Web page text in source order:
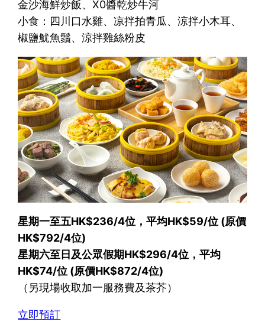
金沙海鮮炒飯、X0醬乾炒牛河
小食：四川口水雞、凉拌拍青瓜、涼拌小木耳、
椒鹽魷魚鬚、涼拌雞絲粉皮
星期一至五HK$236/4位，平均HK$59/位 (原價
HK$792/4位)
星期六至日及公眾假期HK$296/4位，平均
HK$74/位 (原價HK$872/4位)
（另現場收取加一服務費及茶芥）
立即預訂